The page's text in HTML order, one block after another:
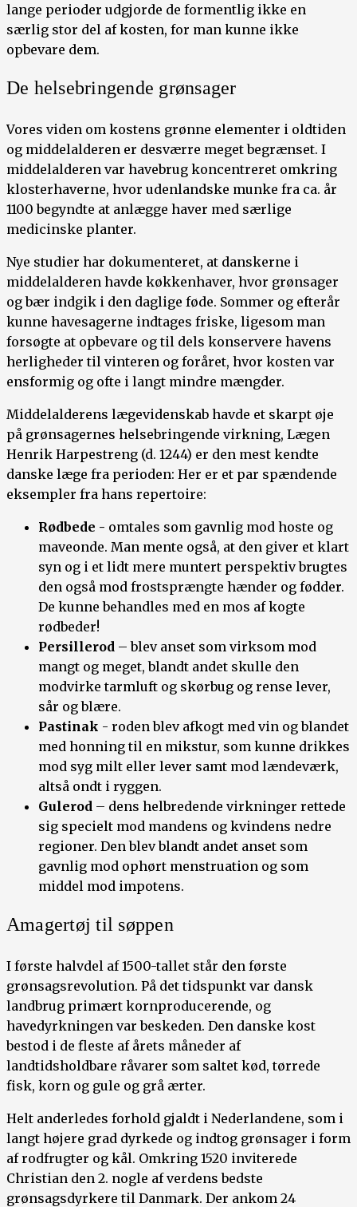
lange perioder udgjorde de formentlig ikke en
særlig stor del af kosten, for man kunne ikke
opbevare dem.
De helsebringende grønsager
Vores viden om kostens grønne elementer i oldtiden
og middelalderen er desværre meget begrænset. I
middelalderen var havebrug koncentreret omkring
klosterhaverne, hvor udenlandske munke fra ca. år
1100 begyndte at anlægge haver med særlige
medicinske planter.
Nye studier har dokumenteret, at danskerne i
middelalderen havde køkkenhaver, hvor grønsager
og bær indgik i den daglige føde. Sommer og efterår
kunne havesagerne indtages friske, ligesom man
forsøgte at opbevare og til dels konservere havens
herligheder til vinteren og foråret, hvor kosten var
ensformig og ofte i langt mindre mængder.
Middelalderens lægevidenskab havde et skarpt øje
på grønsagernes helsebringende virkning, Lægen
Henrik Harpestreng (d. 1244) er den mest kendte
danske læge fra perioden: Her er et par spændende
eksempler fra hans repertoire:
Rødbede - omtales som gavnlig mod hoste og
maveonde. Man mente også, at den giver et klart
syn og i et lidt mere muntert perspektiv brugtes
den også mod frostsprængte hænder og fødder.
De kunne behandles med en mos af kogte
rødbeder!
Persillerod – blev anset som virksom mod
mangt og meget, blandt andet skulle den
modvirke tarmluft og skørbug og rense lever,
sår og blære.
Pastinak - roden blev afkogt med vin og blandet
med honning til en mikstur, som kunne drikkes
mod syg milt eller lever samt mod lændeværk,
altså ondt i ryggen.
Gulerod – dens helbredende virkninger rettede
sig specielt mod mandens og kvindens nedre
regioner. Den blev blandt andet anset som
gavnlig mod ophørt menstruation og som
middel mod impotens.
Amagertøj til søppen
I første halvdel af 1500-tallet står den første
grønsagsrevolution. På det tidspunkt var dansk
landbrug primært kornproducerende, og
havedyrkningen var beskeden. Den danske kost
bestod i de fleste af årets måneder af
landtidsholdbare råvarer som saltet kød, tørrede
fisk, korn og gule og grå ærter.
Helt anderledes forhold gjaldt i Nederlandene, som i
langt højere grad dyrkede og indtog grønsager i form
af rodfrugter og kål. Omkring 1520 inviterede
Christian den 2. nogle af verdens bedste
grønsagsdyrkere til Danmark. Der ankom 24